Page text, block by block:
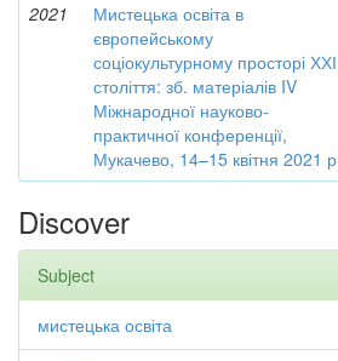
2021
Мистецька освіта в
європейському
соціокультурному просторі ХХІ
століття: зб. матеріалів IV
Міжнародної науково-
практичної конференції,
Мукачево, 14–15 квітня 2021 р
Discover
Subject
мистецька освіта